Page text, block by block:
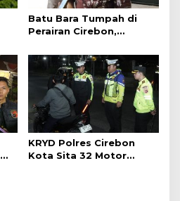
Batu Bara Tumpah di
Perairan Cirebon,
Hijau
KRYD Polres Cirebon
Kota Sita 32 Motor